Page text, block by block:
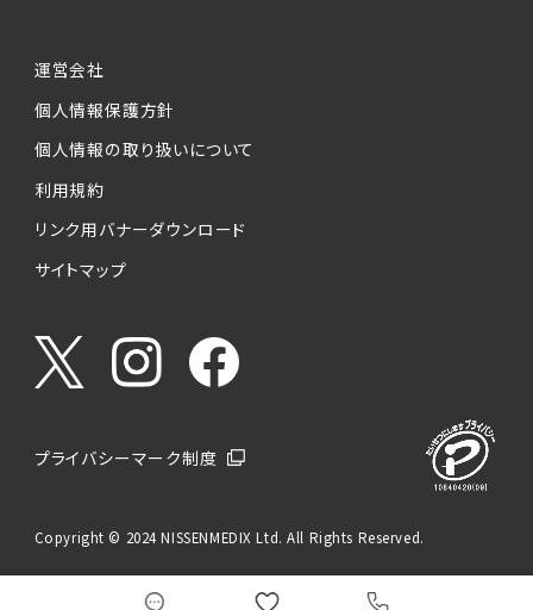
運営会社
個人情報保護方針
個人情報の取り扱いについて
利用規約
リンク用バナーダウンロード
サイトマップ
プライバシーマーク制度
Copyright © 2024 NISSENMEDIX Ltd. All Rights Reserved.